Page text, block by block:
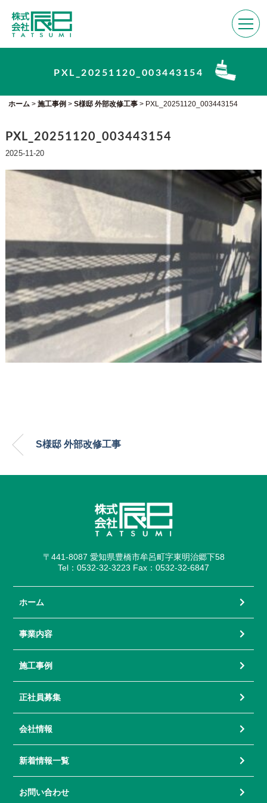
PXL_20251120_003443154
ホーム> 施工事例 > S様邸 外部改修工事> PXL_20251120_003443154
PXL_20251120_003443154
2025-11-20
S様邸 外部改修工事
〒441-8087 愛知県豊橋市牟呂町字東明治郷下58
Tel：0532-32-3223 Fax：0532-32-6847
ホーム
事業内容
施工事例
正社員募集
会社情報
新着情報一覧
お問い合わせ